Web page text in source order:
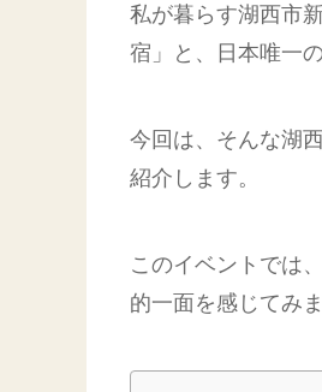
私が暮らす湖西市
宿」と、日本唯一
今回は、そんな湖
紹介します。
このイベントでは
的一面を感じてみ